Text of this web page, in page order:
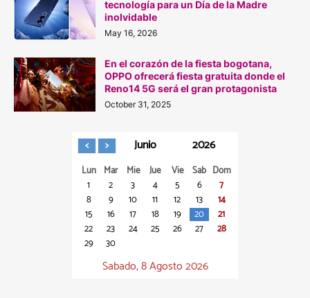
tecnología para un Día de la Madre
inolvidable
May 16, 2026
En el corazón de la fiesta bogotana,
OPPO ofrecerá fiesta gratuita donde el
Reno14 5G será el gran protagonista
October 31, 2025
Junio 2026
Lun Mar Mie Jue Vie Sab Dom
1
2 3 4 5 6
7
8
9 10 11 12 13
14
15
16 17 18 19 20
21
22
23 24 25 26 27
28
29
30
Sabado, 8 Agosto 2026